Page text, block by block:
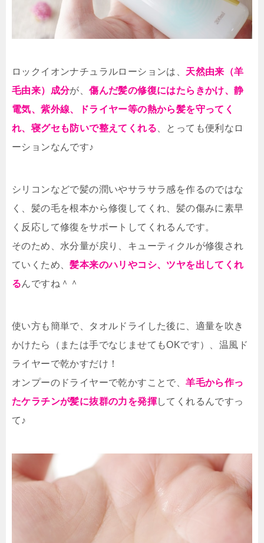
ロックイオンナチュラルローションは、 天然由来（羊
毛由来）成分が、傷んだ髪の修復にはたらきかけ、静
電気、紫外線、ドライヤー等の熱から髪を守ってく
れ、寝グセも防いで整えてくれる 、とっても便利なロ
ーションなんです♪
シリコンなどで髪の潤いやサラサラ感を作るのではな
く、髪の毛を根本から修復してくれ、髪の傷みに素早
く反応して修復をサポートしてくれるんです。
そのため、水分量が戻り、キューティクルが修復され
ていくため、髪本来のハリやコシ、ツヤを出してくれ
るんですね＾＾
使い方も簡単で、タオルドライした後に、適量を吹き
かけたら（または手でなじませてもOKです）、温風ド
ライヤーで乾かすだけ！
オンプーのドライヤーで乾かすことで、羊毛から作っ
たケラチンが髪に抜群の力を発揮してくれるんですっ
て♪